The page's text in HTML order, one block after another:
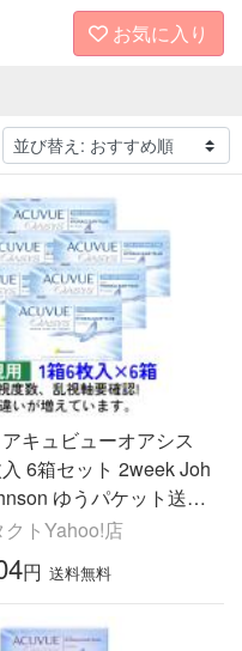
お気に入り
キュビューオアシス
6箱セット 2week Joh
ゆうパケット送料
トYahoo!店
円 送料無料